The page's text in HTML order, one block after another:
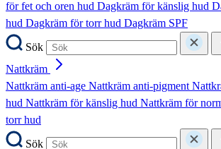
för fet och oren hud Dagkräm för känslig hud
hud Dagkräm för torr hud Dagkräm SPF
Sök
Nattkräm
Nattkräm anti-age Nattkräm anti-pigment
hud Nattkräm för känslig hud Nattkräm för
torr hud
Sök